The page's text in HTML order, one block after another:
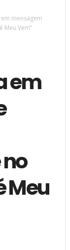
mensagem
Meu Vem”
em
Meu